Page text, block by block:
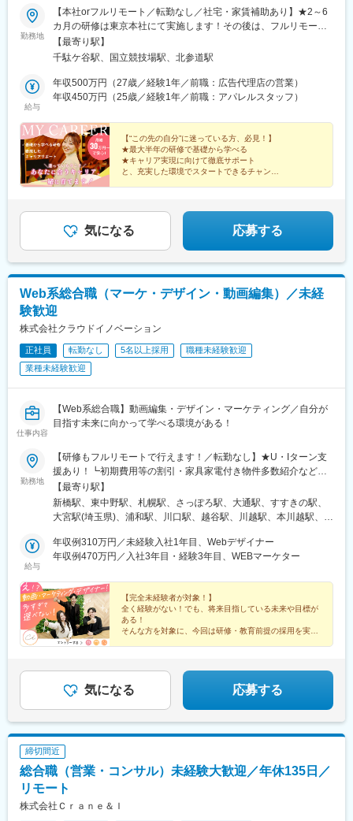
田井駅、上前津駅、東別院駅、摂津富田駅、新今宮駅前駅、千鳥
橋駅、千里中央駅(大阪モノレール)、百舌鳥八幡駅、大阪天満宮
駅、玉造駅、宮之阪駅、新豊橋駅、なんば駅(地下鉄)、なかもず
駅、森下駅(愛知県)、国際センター駅、祇園駅(福岡県)、西鉄福岡
駅、櫛田神社前駅、西鉄千早駅、三宮駅(神戸新交通)、ハーバーラ
ンド駅、山陽姫路駅、西代駅、山陽明石駅、新王寺駅、鳥居前
駅、田中口駅、山科駅、四条駅(京都市営)、石山駅、くいな橋駅、
(広島県)、白島駅(広島高速交通線)、竹橋駅、御成門駅、新桜台
駅、梅田駅(地下鉄)、蒲生四丁目駅、天王寺駅前駅、動物園前駅、
駅前駅、平安通駅、呉服町駅(福岡県)、香椎宮前駅、三宮駅(神戸
市営)、高速神戸駅、西新町駅、信貴山下駅、四宮駅、五条駅(京都
市営)、唐橋前駅、狸小路駅、北１２条駅、あおば通駅、西川緑道
勤務地
【本社orフルリモート／転勤なし／社宅・家賃補助あり】★2～6
カ月の研修は東京本社にて実施します！その後は、フルリモート
の相談も可能です◎本社：東京都渋谷区千駄ヶ谷1-11-14 ビジデ
ンス千駄ヶ谷603＜ アクセス ＞・JR中央本線「千駄ケ谷駅」より
京メトロ副都心線「北参道駅」より徒歩7分・JR山手線「原宿
駅」より徒歩9分※受動喫煙対策：屋内喫煙可能場所あり
【最寄り駅】
千駄ケ谷駅、国立競技場駅、北参道駅
給与
年収500万円（27歳／経験1年／前職：広告代理店の営業）
年収450万円（25歳／経験1年／前職：アパレルスタッフ）
【“この先の自分”に迷っている方、必見！】
★最大半年の研修で基礎から学べる
★キャリア実現に向けて徹底サポート
と、充実した環境でスタートできるチャンス♪
★フルリモート可
★社宅・家賃補助あり
気になる 応募する
Web系総合職（マーケ・デザイン・動画編集）／未経
験歓迎
株式会社クラウドイノベーション
正社員 転勤なし 5名以上採用
職種未経験歓迎
業種未経験歓迎
仕事内容
【Web系総合職】動画編集・デザイン・マーケティング／自分が
目指す未来に向かって学べる環境がある！
勤務地
【研修もフルリモートで行えます！／転勤なし】★U・Iターン支
援あり！┗初期費用等の割引・家具家電付き物件多数紹介など★
フルリモート・テレワークOKな案件も！＜本社オフィス＞東京都
港区新橋1-12-9 新橋プレイス7F└各線「新橋駅」徒歩5分以内＜
支社オフィス＞東京都中野区東中野4-7-18 岡藤ビル203└各線
【最寄り駅】
新橋駅、東中野駅、札幌駅、さっぽろ駅、大通駅、すすきの駅、
大宮駅(埼玉県)、浦和駅、川口駅、越谷駅、川越駅、本川越駅、千
柏駅、東京駅、大手町駅(東京都)、新宿駅、新宿駅(東京メトロ)、
新宿三丁目駅、池袋駅、東池袋駅、五反田駅、六本木駅、品川
都)、渋谷駅、上野駅、京成上野駅、錦糸町駅、恵比寿駅、水道橋
駅、後楽園駅、木場駅(東京都)、中目黒駅、中野駅(東京都)、横浜
駅、川崎駅、桜木町駅、武蔵小杉駅、溝の口駅、武蔵溝ノ口駅、
西梅田駅、大阪駅、大阪梅田駅(阪神線)、梅田駅(地下鉄)、大阪梅
田駅(阪急線)、心斎橋駅、なんば駅(地下鉄)、大阪難波駅、なんば
合駅(東京都)、西４丁目駅、狸小路駅、二重橋前駅、大崎広小路
駅、乃木坂駅、高輪台駅、竹芝駅、神泉駅、稲荷町駅(東京都)、住
吉駅(東京都)、代官山駅、春日駅(東京都)、新高島駅、京急川崎
学校前駅、栄町駅(千葉県)、東海神駅、都電雑司ケ谷駅、高輪ゲー
トウェイ駅、高島町駅、馬車道駅、高津駅(神奈川県)、四ツ橋駅、
天王寺駅前駅、天神南駅、名鉄名古屋駅
給与
年収例310万円／未経験入社1年目、Webデザイナー
年収例470万円／入社3年目・経験3年目、WEBマーケター
【完全未経験者が対象！】
全く経験がない！でも、将来目指している未来や目標が
ある！
そんな方を対象に、今回は研修・教育前提の採用を実施
気になる 応募する
締切間近
総合職（営業・コンサル）未経験大歓迎／年休135日／
リモート
株式会社Ｃｒａｎｅ＆Ｉ